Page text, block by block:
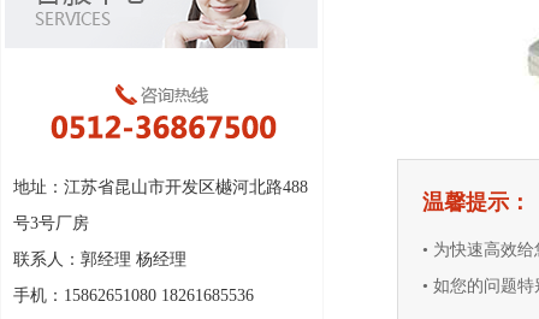
地址：江苏省昆山市开发区樾河北路488
号3号厂房
联系人：郭经理 杨经理
手机：15862651080 18261685536
温馨提示：
• 为快速高效
• 如您的问题特